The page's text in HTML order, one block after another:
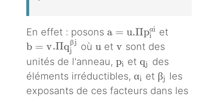
En effet : posons a = u. \Pi p_i^{\alpha
a = u.Πpi
αi et
b=v.\Pi q_j^{\beta j}
b = v.Πqj
βj où u
u et v
v sont des
unités de l'anneau, p_i
pi et q_j
qj
des
éléments irréductibles, \alpha_i
αi et \beta_j
βj les
exposants de ces facteurs dans les